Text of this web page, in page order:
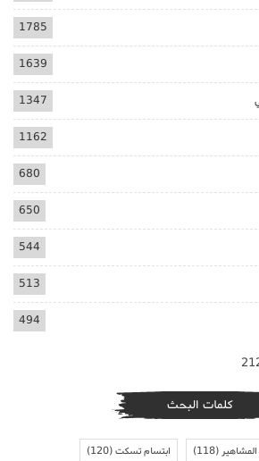
1785
1639
1347
1162
680
650
544
513
494
كلمات البحث
المشاهير(118) ابتسام تسكت(120)